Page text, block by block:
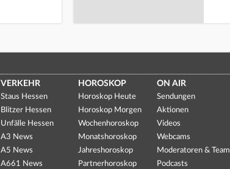
VERKEHR
Staus Hessen
Blitzer Hessen
Unfälle Hessen
A3 News
A5 News
A661 News
HOROSKOP
Horoskop Heute
Horoskop Morgen
Wochenhoroskop
Monatshoroskop
Jahreshoroskop
Partnerhoroskop
ON AIR
Sendungen
Aktionen
Videos
Webcams
Moderatoren & Team
Podcasts